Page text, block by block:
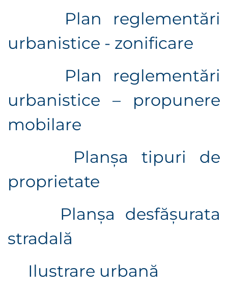
Plan reglementări
urbanistice - zonificare
Plan reglementări
urbanistice – propunere
mobilare
Planșa tipuri de
proprietate
Planșa desfășurata
stradală
Ilustrare urbană